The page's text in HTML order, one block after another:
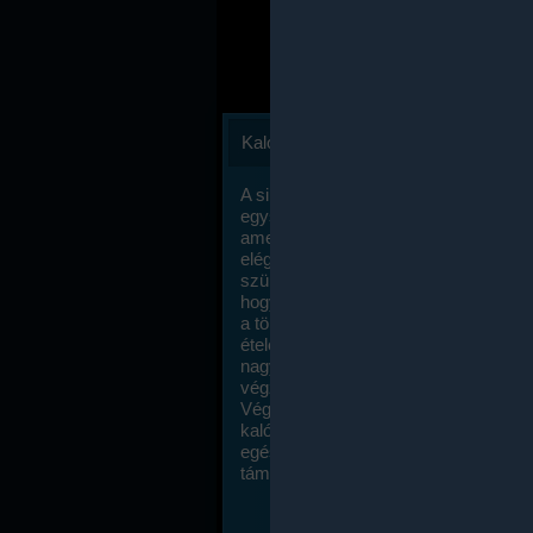
Kalóriaszámlálás
A sikeres fogyás titka valójában igen
egyszerű: égess több energiát, mint
amennyit beviszel. Természetesen
elég nagy fegyelemre és akaraterőre
szükség, de meglepődve fogod
hogy a kalóriaszámolás mennyire
a többi diétához képest. Itt nincsenek
ételek és a megengedett kalóriabevitelt
nagymértékben növelheted ha
végzel.
Végül, de nem utolsó sorban, a
kalóriaszámolás módszerét a legtöbb
egészségügyi szakorvos ajánlja és
támogatja.